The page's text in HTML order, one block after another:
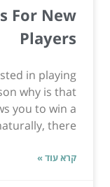
For New
Players
in playing
why is that
you to win a
there...
קרא עוד »